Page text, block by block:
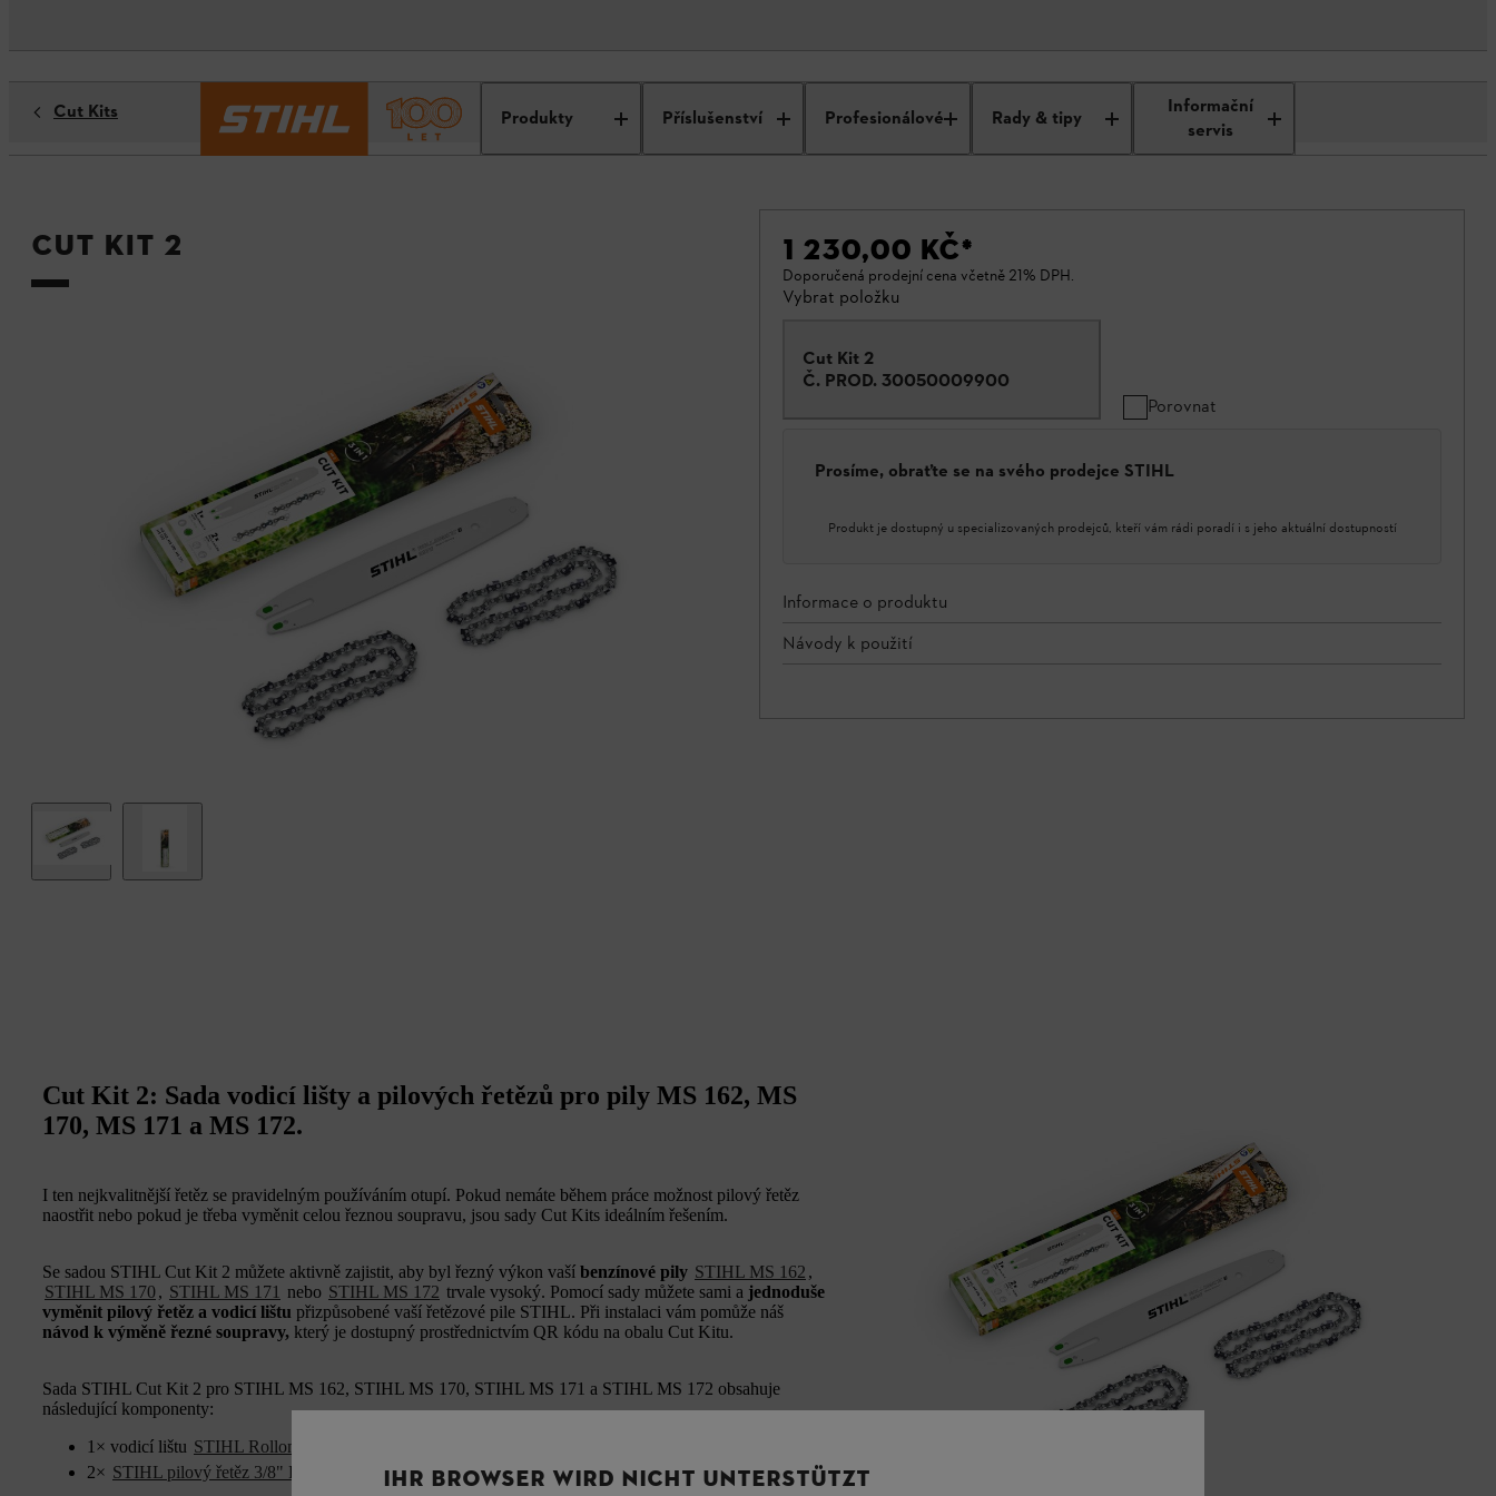
Produkty Příslušenství Profesionálové Rady & tipy
Informační
servis
Cut Kits
Cut Kit 2 1 230,00 KČ*
Doporučená prodejní cena včetně 21% DPH.
Vybrat položku
Cut Kit 2
Č. PROD. 30050009900
Porovnat
Prosíme, obraťte se na svého prodejce STIHL
Produkt je dostupný u specializovaných prodejců, kteří vám rádi poradí i s jeho aktuální dostupností
Informace o produktu
Návody k použití
Cut Kit 2: Sada vodicí lišty a pilových řetězů pro pily MS 162, MS
170, MS 171 a MS 172.
I ten nejkvalitnější řetěz se pravidelným používáním otupí. Pokud nemáte během práce možnost pilový řetěz
naostřit nebo pokud je třeba vyměnit celou řeznou soupravu, jsou sady Cut Kits ideálním řešením.
Se sadou STIHL Cut Kit 2 můžete aktivně zajistit, aby byl řezný výkon vaší benzínové pily STIHL MS 162 ,
STIHL MS 170, STIHL MS 171 nebo STIHL MS 172 trvale vysoký. Pomocí sady můžete sami a jednoduše
vyměnit pilový řetěz a vodicí lištu přizpůsobené vaší řetězové pile STIHL. Při instalaci vám pomůže náš
návod k výměně řezné soupravy, který je dostupný prostřednictvím QR kódu na obalu Cut Kitu.
Sada STIHL Cut Kit 2 pro STIHL MS 162, STIHL MS 170, STIHL MS 171 a STIHL MS 172 obsahuje
následující komponenty:
1× vodicí lištu STIHL Rollomatic E Mini, 3/8" P, 1,1 mm (30 cm)
2× STIHL pilový řetěz 3/8" P Picco Micro 3 (PM3, 1,1 mm)IHR BROWSER WIRD NICHT UNTERSTÜTZT